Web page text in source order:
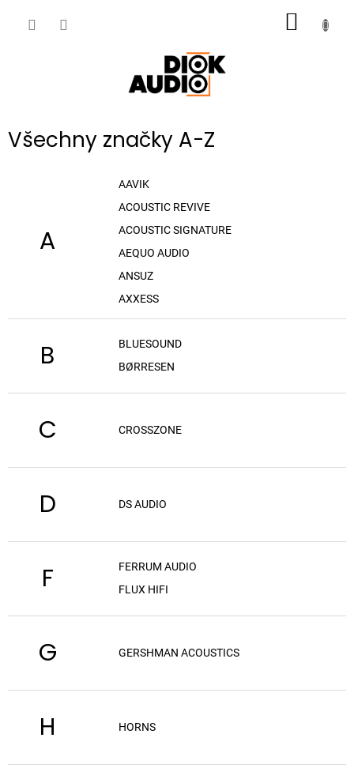
Všechny značky A-Z
A
AAVIK
ACOUSTIC REVIVE
ACOUSTIC SIGNATURE
AEQUO AUDIO
ANSUZ
AXXESS
B
BLUESOUND
BØRRESEN
C CROSSZONE
D DS AUDIO
F
FERRUM AUDIO
FLUX HIFI
G GERSHMAN ACOUSTICS
H HORNS